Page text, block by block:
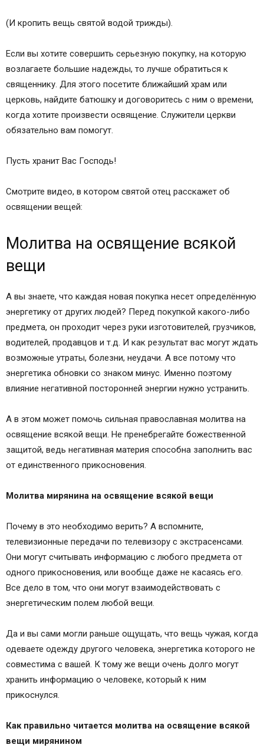
(И кропить вещь святой водой трижды).
Если вы хотите совершить серьезную покупку, на которую
возлагаете большие надежды, то лучше обратиться к
священнику. Для этого посетите ближайший храм или
церковь, найдите батюшку и договоритесь с ним о времени,
когда хотите произвести освящение. Служители церкви
обязательно вам помогут.
Пусть хранит Вас Господь!
Смотрите видео, в котором святой отец расскажет об
освящении вещей:
Молитва на освящение всякой
вещи
А вы знаете, что каждая новая покупка несет определённую
энергетику от других людей? Перед покупкой какого-либо
предмета, он проходит через руки изготовителей, грузчиков,
водителей, продавцов и т.д. И как результат вас могут ждать
возможные утраты, болезни, неудачи. А все потому что
энергетика обновки со знаком минус. Именно поэтому
влияние негативной посторонней энергии нужно устранить.
А в этом может помочь сильная православная молитва на
освящение всякой вещи. Не пренебрегайте божественной
защитой, ведь негативная материя способна заполнить вас
от единственного прикосновения.
Молитва мирянина на освящение всякой вещи
Почему в это необходимо верить? А вспомните,
телевизионные передачи по телевизору с экстрасенсами.
Они могут считывать информацию с любого предмета от
одного прикосновения, или вообще даже не касаясь его.
Все дело в том, что они могут взаимодействовать с
энергетическим полем любой вещи.
Да и вы сами могли раньше ощущать, что вещь чужая, когда
одеваете одежду другого человека, энергетика которого не
совместима с вашей. К тому же вещи очень долго могут
хранить информацию о человеке, который к ним
прикоснулся.
Как правильно читается молитва на освящение всякой
вещи мирянином